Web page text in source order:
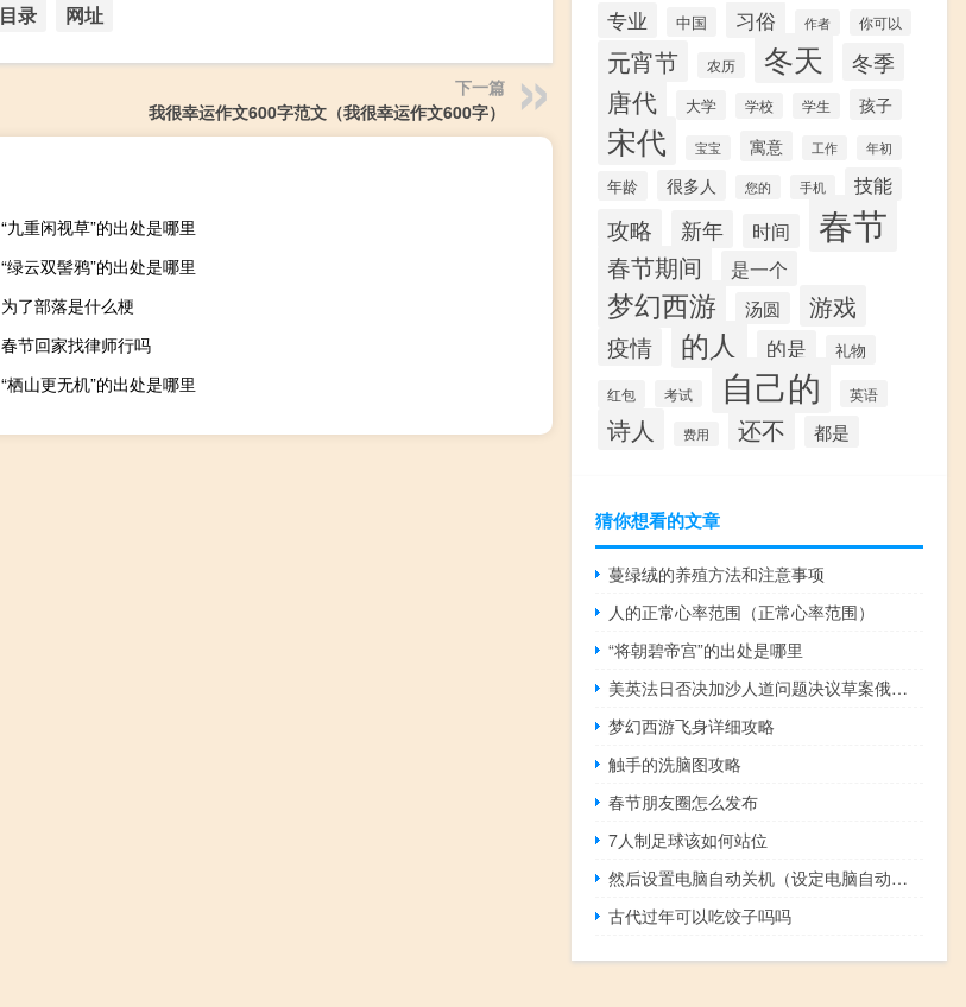
目录 网址
下一篇
我很幸运作文600字范文（我很幸运作文600字）
“九重闲视草”的出处是哪里
“绿云双髻鸦”的出处是哪里
为了部落是什么梗
春节回家找律师行吗
“栖山更无机”的出处是哪里
专业 中国 习俗 作者 你可以
元宵节 农历 冬天 冬季
唐代 大学 学校 学生 孩子
宋代 宝宝 寓意 工作 年初
年龄 很多人 您的 手机 技能
攻略 新年 时间 春节
春节期间 是一个
梦幻西游 汤圆 游戏
疫情 的人 的是 礼物
红包 考试 自己的 英语
诗人 费用 还不 都是
猜你想看的文章
蔓绿绒的养殖方法和注意事项
人的正常心率范围（正常心率范围）
“将朝碧帝宫”的出处是哪里
美英法日否决加沙人道问题决议草案俄批西方把安理会当“人质”
梦幻西游飞身详细攻略
触手的洗脑图攻略
春节朋友圈怎么发布
7人制足球该如何站位
然后设置电脑自动关机（设定电脑自动关机）
古代过年可以吃饺子吗吗